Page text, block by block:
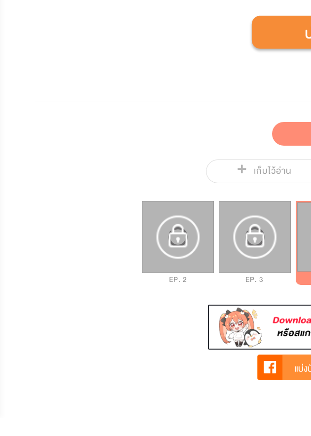
เก็บไว้อ่าน
EP. 2 EP. 3